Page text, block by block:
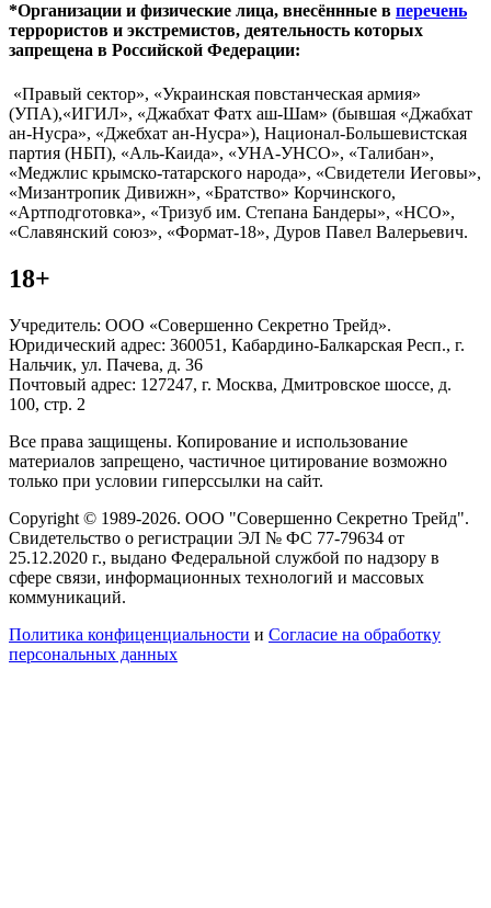
*Организации и физические лица, внесённные в перечень
террористов и экстремистов, деятельность которых
запрещена в Российской Федерации:
«Правый сектор», «Украинская повстанческая армия»
(УПА),«ИГИЛ», «Джабхат Фатх аш-Шам» (бывшая «Джабхат
ан-Нусра», «Джебхат ан-Нусра»), Национал-Большевистская
партия (НБП), «Аль-Каида», «УНА-УНСО», «Талибан»,
«Меджлис крымско-татарского народа», «Свидетели Иеговы»,
«Мизантропик Дивижн», «Братство» Корчинского,
«Артподготовка», «Тризуб им. Степана Бандеры», «НСО»,
«Славянский союз», «Формат-18», Дуров Павел Валерьевич.
18+
Учредитель: ООО «Совершенно Секретно Трейд».
Юридический адрес: 360051, Кабардино-Балкарская Респ., г.
Нальчик, ул. Пачева, д. 36
Почтовый адрес: 127247, г. Москва, Дмитровское шоссе, д.
100, стр. 2
Все права защищены. Копирование и использование
материалов запрещено, частичное цитирование возможно
только при условии гиперссылки на сайт.
Copyright © 1989-2026. ООО "Совершенно Секретно Трейд".
Свидетельство о регистрации ЭЛ № ФС 77-79634 от
25.12.2020 г., выдано Федеральной службой по надзору в
сфере связи, информационных технологий и массовых
коммуникаций.
Политика конфиценциальности и Согласие на обработку
персональных данных